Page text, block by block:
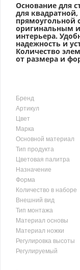
Основание для
для
прямоугольной
оригинальным
интерьера.
надежность и
Количество
от размера и
Бренд
Артикул
Цвет
Марка
Основной материал
Тип продукта
Цветовая палитра
Назначение
Форма
Количество в наборе
Внешний вид
Тип монтажа
Материал основы
Материал ножки
Регулировка высоты
Регулируемый